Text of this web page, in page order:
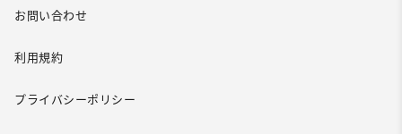
お問い合わせ
利用規約
プライバシーポリシー